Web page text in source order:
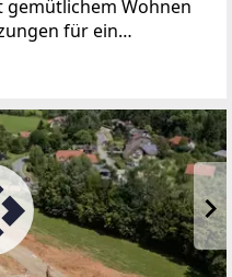
Wohnen
für ein
Durch die
das Gasthaus